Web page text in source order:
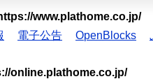
www.plathome.co.jp/
電子公告 OpenBlocks
online.plathome.co.jp/